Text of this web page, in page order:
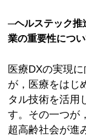
─ヘルステック推
業の重要性につ
医療DXの実現
が，医療をはじ
タル技術を活用
す。その一つが
超高齢社会が進